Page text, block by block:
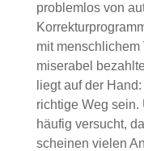
problemlos von
mit
miserabel
liegt auf der
richtige Weg sein.
häufig versucht,
scheinen vielen